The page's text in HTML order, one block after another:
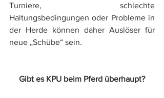
Turniere, schlechte
Haltungsbedingungen oder Probleme in
der Herde können daher Auslöser für
neue „Schübe“ sein.
Gibt es KPU beim Pferd überhaupt?